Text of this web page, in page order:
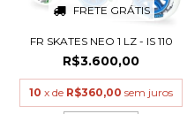
FRETE GRÁTIS
FR SKATES NEO 1 LZ - IS 110
R$3.600,00
10 x de R$360,00 sem juros